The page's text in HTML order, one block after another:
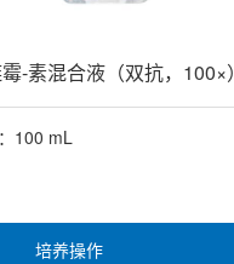
-素混合液（双抗，100×）
100 mL
培养操作